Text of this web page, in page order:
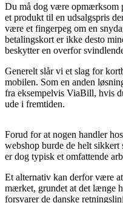
Du må dog være opmærksom
et produkt til en udsalgspris
være et fingerpeg om en
betalingskort er ikke desto
beskytter en overfor
Generelt slår vi et slag for
mobilen. Som en anden
fra eksempelvis ViaBill, hvis
ude i fremtiden.
Forud for at nogen handler
webshop burde de helt sikkert
er dog typisk et omfattende
Et alternativ kan derfor være
mærket, grundet at det længe
forsvarer de danske